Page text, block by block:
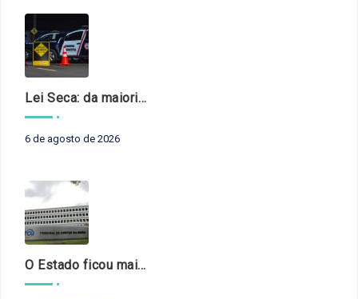
Lei Seca: da maioridade à maturidade
6 de agosto de 2026
O Estado ficou mais complexo. O controle precisa acompanhar